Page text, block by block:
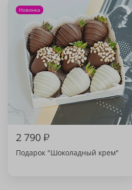
Новинка
2 790₽
Подарок "Шоколадный крем"